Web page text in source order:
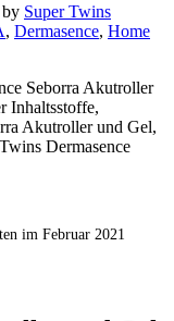
by Super Twins
, Dermasence, Home
im Februar 2021